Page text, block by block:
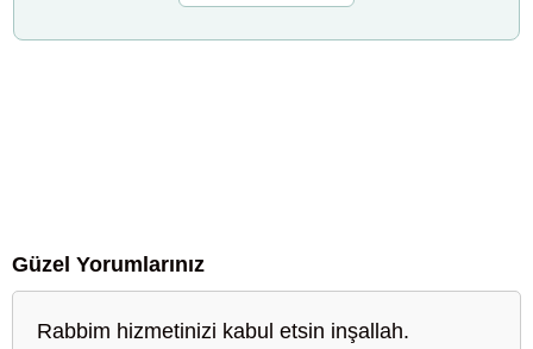
Güzel Yorumlarınız
Rabbim hizmetinizi kabul etsin inşallah.